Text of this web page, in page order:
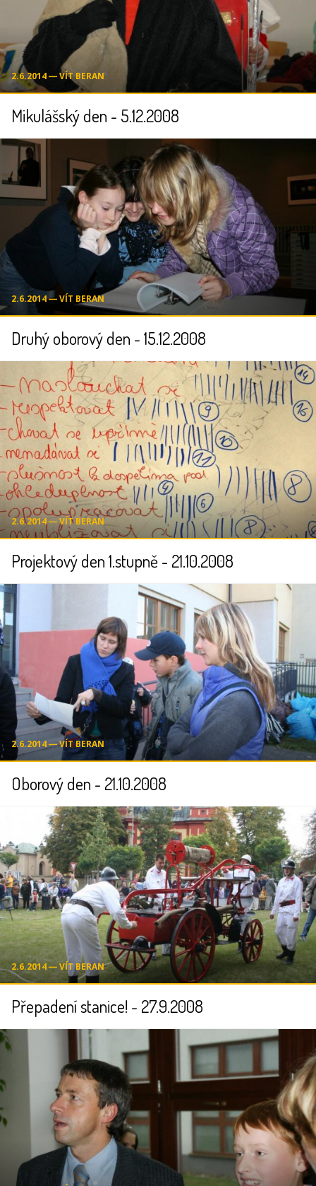
2.6.2014 ― VÍT BERAN
Mikulášský den - 5.12.2008
2.6.2014 ― VÍT BERAN
Druhý oborový den - 15.12.2008
2.6.2014 ― VÍT BERAN
Projektový den 1.stupně - 21.10.2008
2.6.2014 ― VÍT BERAN
Oborový den - 21.10.2008
2.6.2014 ― VÍT BERAN
Přepadení stanice! - 27.9.2008